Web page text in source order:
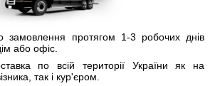
замовлення протягом 1-3 робочих днів
або офіс.
по всій території України як на
так і кур'єром.